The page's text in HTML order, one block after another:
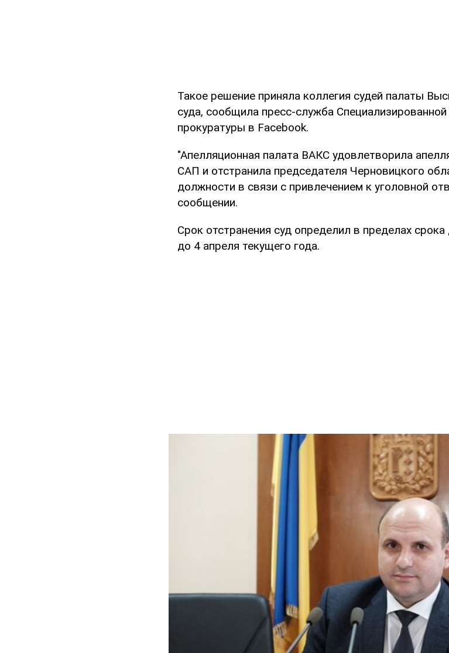
Такое решение приняла коллегия судей палаты
суда, сообщила пресс-служба
прокуратуры в Facebook.
"Апелляционная палата ВАКС удовлетворила
САП и отстранила председателя Черновицкого
должности в связи с привлечением к уголовной
сообщении.
Срок отстранения суд определил в пределах
до 4 апреля текущего года.